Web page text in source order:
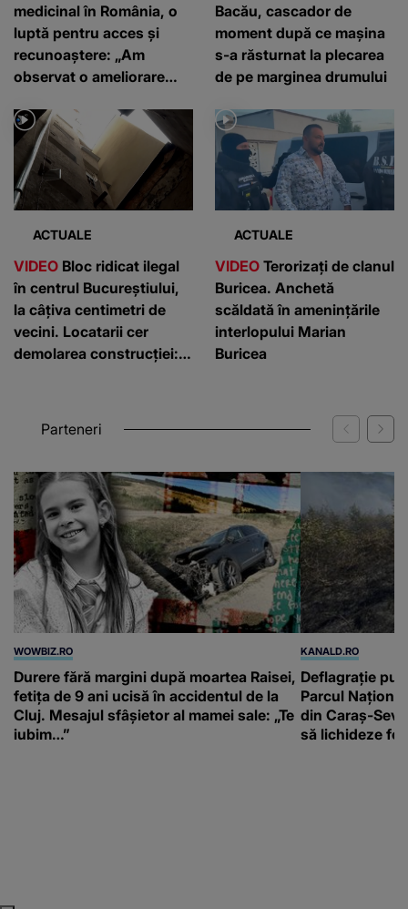
medicinal în România, o
luptă pentru acces și
recunoaștere: „Am
observat o ameliorare
Bacău, cascador de
moment după ce mașina
s-a răsturnat la plecarea
de pe marginea drumului
ACTUALE
VIDEO Bloc ridicat ilegal
în centrul Bucureștiului,
la câțiva centimetri de
vecini. Locatarii cer
demolarea construcției:
ACTUALE
VIDEO Terorizați de clanul
Buricea. Anchetă
scăldată în amenințările
interlopului Marian
Buricea
Parteneri
WOWBIZ.RO
Durere fără margini după moartea Raisei,
fetița de 9 ani ucisă în accidentul de la
Cluj. Mesajul sfâșietor al mamei sale: „Te
iubim…”
KANALD.RO
Deflagrație
Parcul
din Caraș-
să lichideze